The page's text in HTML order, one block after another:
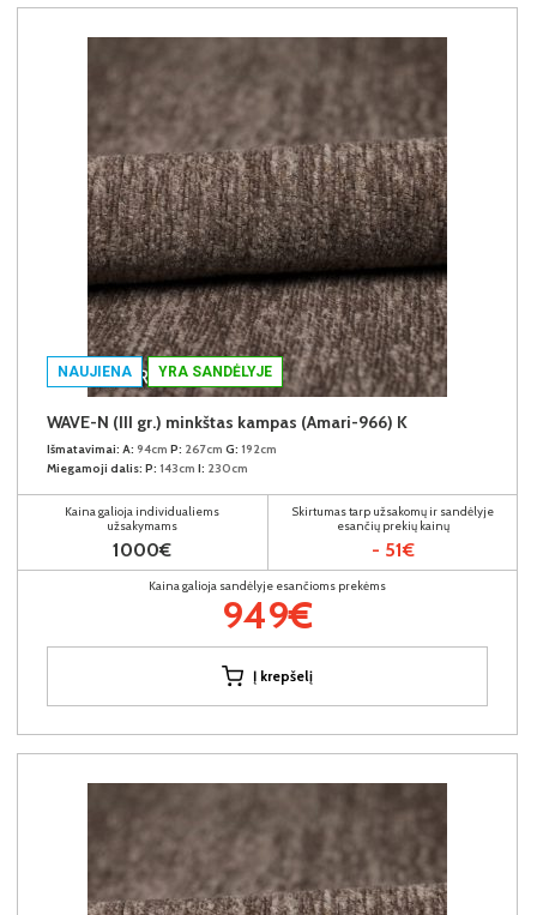
NAUJIENA YRA SANDĖLYJE
WAVE-N (III gr.) minkštas kampas (Amari-966) K
Išmatavimai: A: 94cm P: 267cm G: 192cm
Miegamoji dalis: P: 143cm I: 230cm
Kaina galioja individualiems
užsakymams
1000€
Skirtumas tarp užsakomų ir sandėlyje
esančių prekių kainų
- 51€
Kaina galioja sandėlyje esančioms prekėms
949€
Į krepšelį